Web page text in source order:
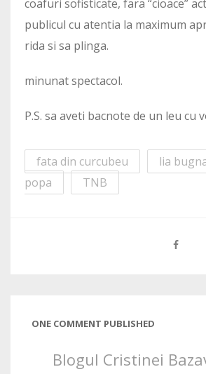
coafuri sofisticate, fara “cioace”
publicul cu atentia la maximum
rida si sa plinga.
minunat spectacol.
P.S. sa aveti bacnote de un leu cu
fata din curcubeu lia
popa
TNB
ONE COMMENT PUBLISHED
Blogul Cristinei